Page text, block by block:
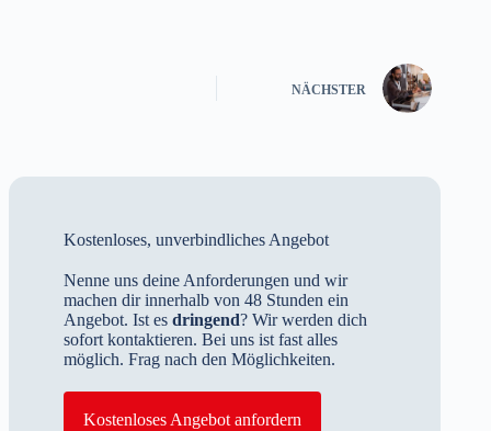
NÄCHSTER
Kostenloses, unverbindliches Angebot
Nenne uns deine Anforderungen und wir
machen dir innerhalb von 48 Stunden ein
Angebot. Ist es dringend? Wir werden dich
sofort kontaktieren. Bei uns ist fast alles
möglich. Frag nach den Möglichkeiten.
Kostenloses Angebot anfordern